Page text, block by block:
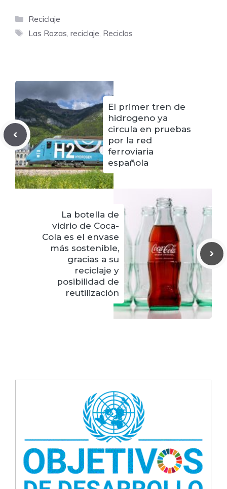
Categorías
Reciclaje
Etiquetas
Las Rozas, reciclaje, Reciclos
El primer tren de
hidrogeno ya
circula en pruebas
por la red
ferroviaria
española
La botella de
vidrio de Coca-
Cola es el envase
más sostenible,
gracias a su
reciclaje y
posibilidad de
reutilización